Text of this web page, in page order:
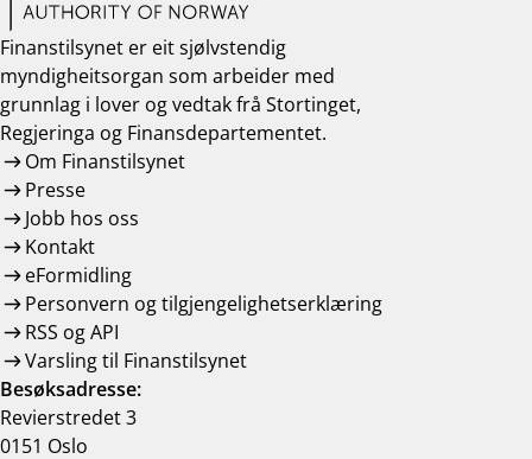
Finanstilsynet er eit sjølvstendig
myndigheitsorgan som arbeider med
grunnlag i lover og vedtak frå Stortinget,
Regjeringa og Finansdepartementet.
Om Finanstilsynet
Presse
Jobb hos oss
Kontakt
eFormidling
Personvern og tilgjengelighetserklæring
RSS og API
Varsling til Finanstilsynet
Besøksadresse:
Revierstredet 3
0151 Oslo